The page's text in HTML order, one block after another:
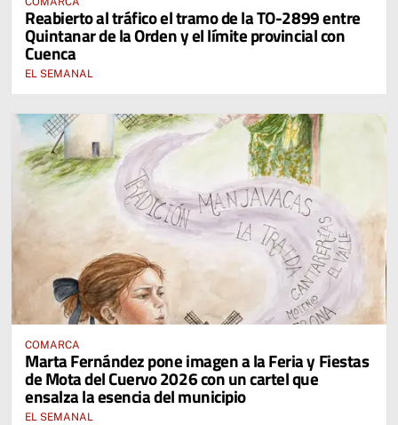
Reabierto al tráfico el tramo de la TO-2899 entre
Quintanar de la Orden y el límite provincial con
Cuenca
EL SEMANAL
COMARCA
Marta Fernández pone imagen a la Feria y Fiestas
de Mota del Cuervo 2026 con un cartel que
ensalza la esencia del municipio
EL SEMANAL